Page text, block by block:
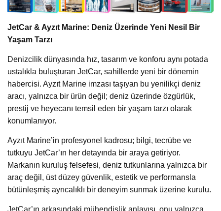
JetCar & Ayzıt Marine: Deniz Üzerinde Yeni Nesil Bir
Yaşam Tarzı
Denizcilik dünyasında hız, tasarım ve konforu aynı potada
ustalıkla buluşturan JetCar, sahillerde yeni bir dönemin
habercisi. Ayzıt Marine imzası taşıyan bu yenilikçi deniz
aracı, yalnızca bir ürün değil; deniz üzerinde özgürlük,
prestij ve heyecanı temsil eden bir yaşam tarzı olarak
konumlanıyor.
Ayzıt Marine’in profesyonel kadrosu; bilgi, tecrübe ve
tutkuyu JetCar’ın her detayında bir araya getiriyor.
Markanın kuruluş felsefesi, deniz tutkunlarına yalnızca bir
araç değil, üst düzey güvenlik, estetik ve performansla
bütünleşmiş ayrıcalıklı bir deneyim sunmak üzerine kurulu.
JetCar’ın arkasındaki mühendislik anlayışı, onu yalnızca